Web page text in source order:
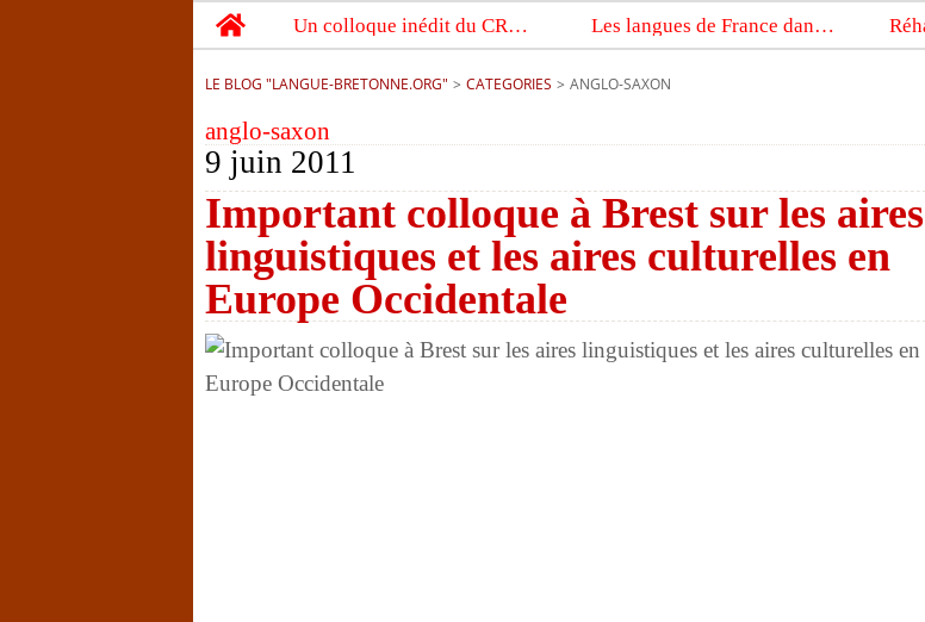
Home
Un colloque inédit du CRBC sur les victimes de l’année 1944 Les langues de France dans un imposant ouvrage sur la langue française que publient les Presses universitaires d’Oxford
LE BLOG "LANGUE-BRETONNE.ORG" > CATEGORIES > ANGLO-SAXON
anglo-saxon
9 juin 2011
Important colloque à Brest sur les aires
linguistiques et les aires culturelles en
Europe Occidentale